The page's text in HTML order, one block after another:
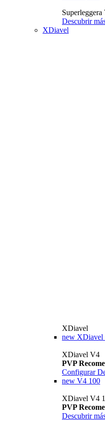
Descubrir
XDiavel
XDiavel
new XDiavel
XDiavel V4
PVP
Configurar
new V4 100
XDiavel V4
PVP
Descubrir